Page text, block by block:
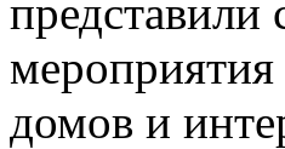
представили
мероприятия
домов и